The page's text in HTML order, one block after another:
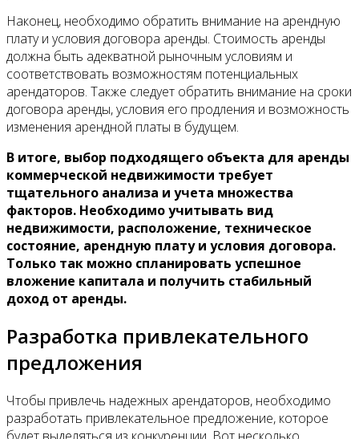
Наконец, необходимо обратить внимание на арендную
плату и условия договора аренды. Стоимость аренды
должна быть адекватной рыночным условиям и
соответствовать возможностям потенциальных
арендаторов. Также следует обратить внимание на сроки
договора аренды, условия его продления и возможность
изменения арендной платы в будущем.
В итоге, выбор подходящего объекта для аренды
коммерческой недвижимости требует
тщательного анализа и учета множества
факторов. Необходимо учитывать вид
недвижимости, расположение, техническое
состояние, арендную плату и условия договора.
Только так можно спланировать успешное
вложение капитала и получить стабильный
доход от аренды.
Разработка привлекательного
предложения
Чтобы привлечь надежных арендаторов, необходимо
разработать привлекательное предложение, которое